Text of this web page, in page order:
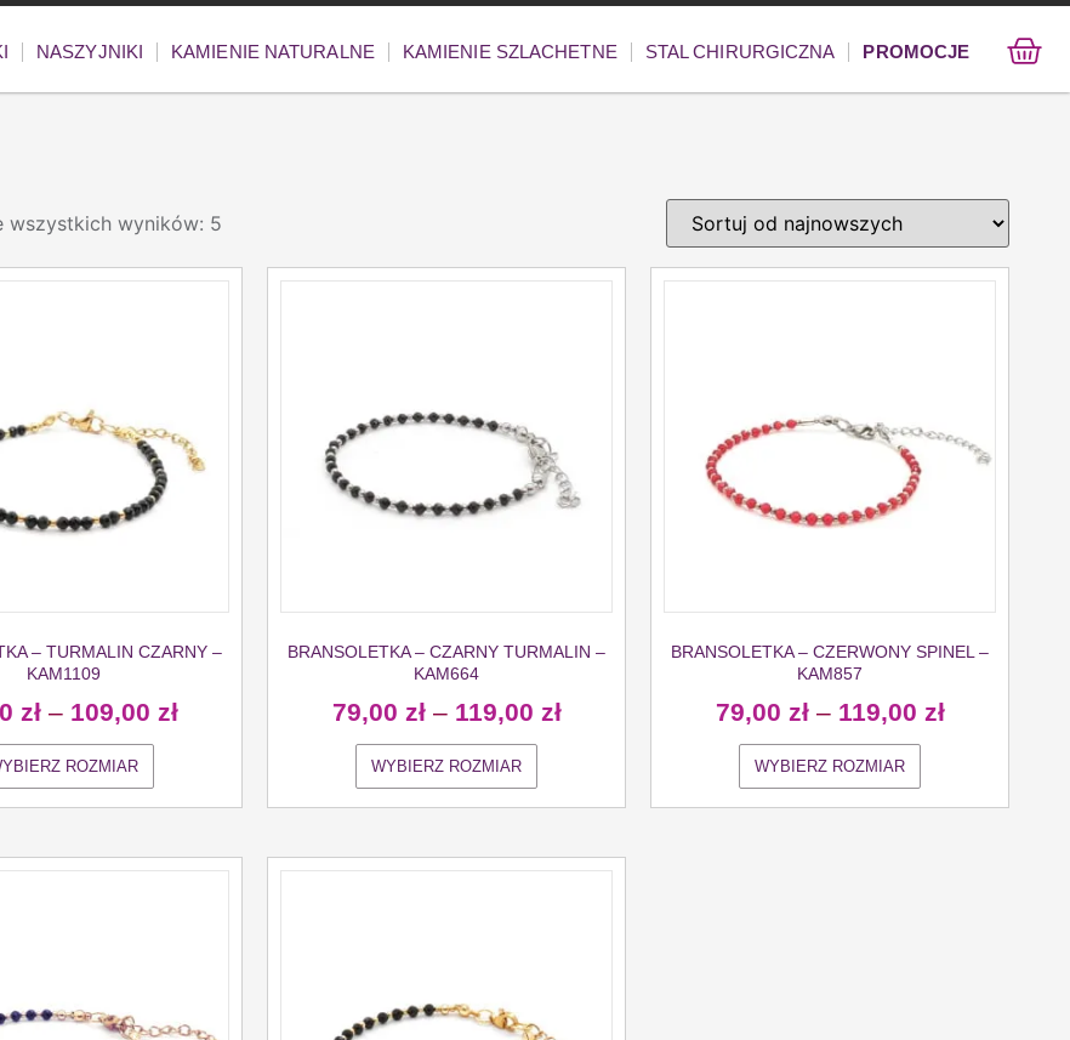
NASZYJNIKI KAMIENIE NATURALNE KAMIENIE SZLACHETNE STAL CHIRURGICZNA PROMOCJE
wszystkich wyników: 5
– TURMALIN CZARNY –
KAM1109
zł – 109,00 zł
ROZMIAR
BRANSOLETKA – CZARNY TURMALIN –
KAM664
79,00 zł – 119,00 zł
WYBIERZ ROZMIAR
BRANSOLETKA – CZERWONY SPINEL –
KAM857
79,00 zł – 119,00 zł
WYBIERZ ROZMIAR